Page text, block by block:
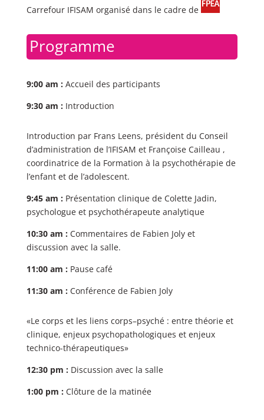
Carrefour IFISAM organisé dans le cadre de
Programme
9:00 am : Accueil des participants
9:30 am : Introduction
Introduction par Frans Leens, président du Conseil
d’administration de l’IFISAM et Françoise Cailleau ,
coordinatrice de la Formation à la psychothérapie de
l’enfant et de l’adolescent.
9:45 am : Présentation clinique de Colette Jadin,
psychologue et psychothérapeute analytique
10:30 am : Commentaires de Fabien Joly et
discussion avec la salle.
11:00 am : Pause café
11:30 am : Conférence de Fabien Joly
«Le corps et les liens corps–psyché : entre théorie et
clinique, enjeux psychopathologiques et enjeux
technico-thérapeutiques»
12:30 pm : Discussion avec la salle
1:00 pm : Clôture de la matinée